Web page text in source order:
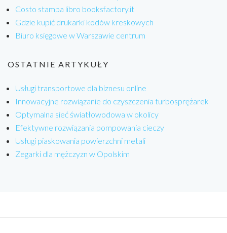
Costo stampa libro booksfactory.it
Gdzie kupić drukarki kodów kreskowych
Biuro księgowe w Warszawie centrum
OSTATNIE ARTYKUŁY
Usługi transportowe dla biznesu online
Innowacyjne rozwiązanie do czyszczenia turbosprężarek
Optymalna sieć światłowodowa w okolicy
Efektywne rozwiązania pompowania cieczy
Usługi piaskowania powierzchni metali
Zegarki dla mężczyzn w Opolskim